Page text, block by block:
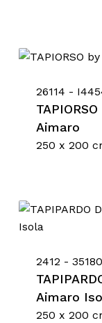
26114 -
Aimaro
250 x 200
2412 - 35180
Aimaro
250 x 200